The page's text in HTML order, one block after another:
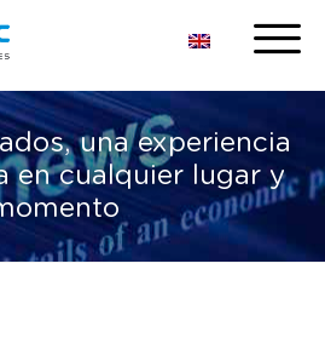
una experiencia
en cualquier lugar y